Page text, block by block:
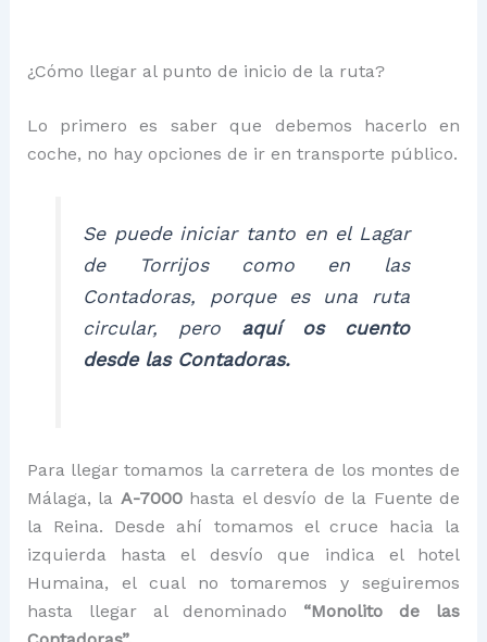
¿Cómo llegar al punto de inicio de la ruta?
Lo primero es saber que debemos hacerlo en
coche, no hay opciones de ir en transporte público.
Se puede iniciar tanto en el Lagar
de Torrijos como en las
Contadoras, porque es una ruta
circular, pero aquí os cuento
desde las Contadoras.
Para llegar tomamos la carretera de los montes de
Málaga, la A-7000hasta el desvío de la Fuente de
la Reina. Desde ahí tomamos el cruce hacia la
izquierda hasta el desvío que indica el hotel
Humaina, el cual no tomaremos y seguiremos
hasta llegar al denominado “Monolito de las